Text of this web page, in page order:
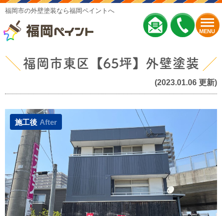
MENU
福岡市の外壁塗装なら福岡ペイントへ
福岡市東区【65坪】外壁塗装
(2023.01.06 更新)
施工後 After